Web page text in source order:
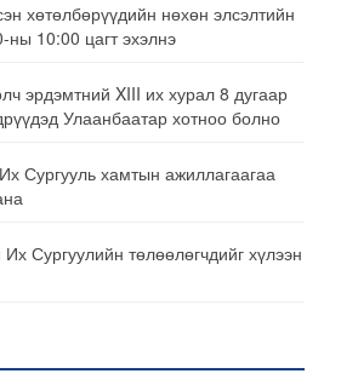
хөтөлбөрүүдийн нөхөн элсэлтийн
ны 10:00 цагт эхэлнэ
эрдэмтний XIII их хурал 8 дугаар
Улаанбаатар хотноо болно
Сургууль хамтын ажиллагаагаа
Сургуулийн төлөөлөгчдийг хүлээн